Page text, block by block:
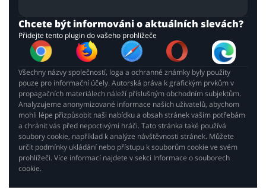
Chcete být informováni o aktuálních slevách?
Přidejte tento plugin do vašeho prohlížeče
Všechny názvy společností, loga a ochranné známky byly použity
pouze pro informační účely. Autorská práva k grafickým prvkům v
propagačních materiálech náleží příslušným obchodním subjektům.
Analyzujeme anonymizované informace našich uživatelů, abychom
mohli lépe přizpůsobit naši nabídku a obsah stránek vašim potřebám
a chránit vás před nepoctivými hráči. Tato stránka také používá
soubory cookie, například k analýze návštěvnosti stránek. Můžete
určit podmínky ukládání nebo přístupu k souborům cookie ve svém
prohlížeči. Více informací najdete v sekci Informace o souborech
cookie.